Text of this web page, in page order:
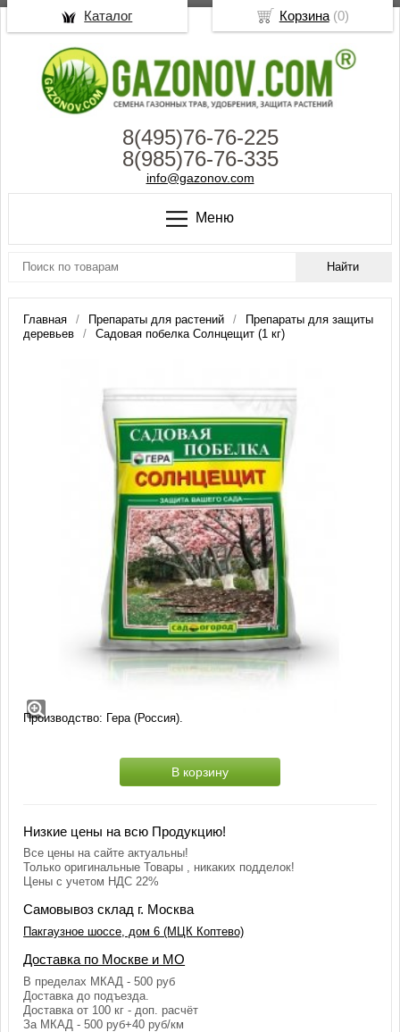
8(495)76-76-225
8(985)76-76-335
info@gazonov.com
Меню
Главная Препараты для растений
Препараты для защиты
деревьев
Садовая побелка Солнцещит (1 кг)
Садовая побелка Солнцещит (1 кг)
Сухая садовая побелка для покраски стволов и ветвей
Заводская упаковка: пакет 1 кг.
Производство: Гера (Россия).
В корзину
Низкие цены на всю Продукцию!
Все цены на сайте актуальны!
Только оригинальные Товары , никаких подделок!
Цены с учетом НДС 22%
Самовывоз склад г. Москва
Пакгаузное шоссе, дом 6 (МЦК Коптево)
Доставка по Москве и МО
В пределах МКАД - 500 руб
Доставка до подъезда.
Доставка от 100 кг - доп. расчёт
За МКАД - 500 руб+40 руб/км
Корзина(0)
Каталог